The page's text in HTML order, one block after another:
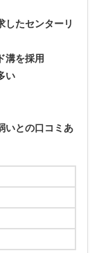
したセンターリ
溝を採用
い
いとの口コミあ